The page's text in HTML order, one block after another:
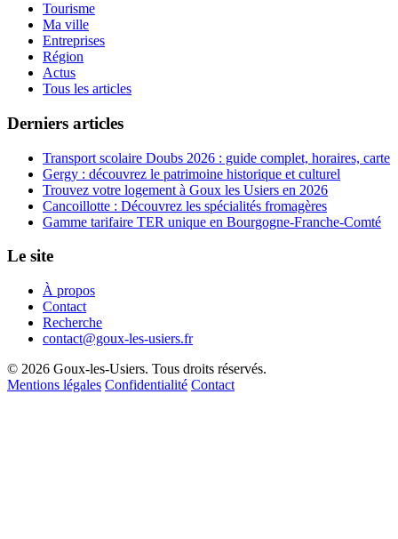
Tourisme
Ma ville
Entreprises
Région
Actus
Tous les articles
Derniers articles
Transport scolaire Doubs 2026 : guide complet, horaires, carte
Gergy : découvrez le patrimoine historique et culturel
Trouvez votre logement à Goux les Usiers en 2026
Cancoillotte : Découvrez les spécialités fromagères
Gamme tarifaire TER unique en Bourgogne-Franche-Comté
Le site
À propos
Contact
Recherche
contact@goux-les-usiers.fr
© 2026 Goux-les-Usiers. Tous droits réservés.
Mentions légales Confidentialité Contact